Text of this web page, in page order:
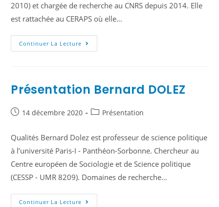
2010) et chargée de recherche au CNRS depuis 2014. Elle
est rattachée au CERAPS où elle…
Continuer La Lecture
Présentation Bernard DOLEZ
14 décembre 2020 Présentation
Qualités Bernard Dolez est professeur de science politique
à l’université Paris-I - Panthéon-Sorbonne. Chercheur au
Centre européen de Sociologie et de Science politique
(CESSP - UMR 8209). Domaines de recherche…
Continuer La Lecture